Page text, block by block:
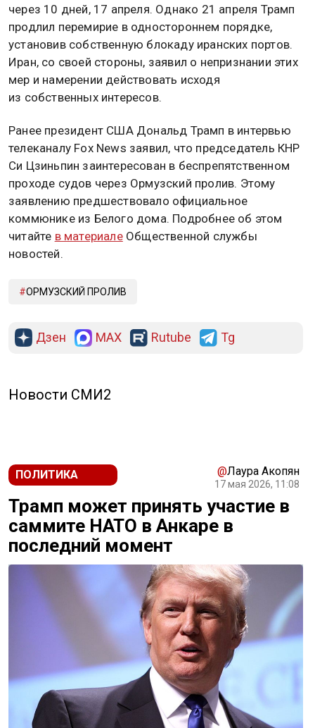
через 10 дней, 17 апреля. Однако 21 апреля Трамп
продлил перемирие в одностороннем порядке,
установив собственную блокаду иранских портов.
Иран, со своей стороны, заявил о непризнании этих
мер и намерении действовать исходя
из собственных интересов.
Ранее президент США Дональд Трамп в интервью
телеканалу Fox News заявил, что председатель КНР
Си Цзиньпин заинтересован в беспрепятственном
проходе судов через Ормузский пролив. Этому
заявлению предшествовало официальное
коммюнике из Белого дома. Подробнее об этом
читайте в материалеОбщественной службы
новостей.
ОРМУЗСКИЙ ПРОЛИВ
Дзен MAX Rutube Tg
Новости СМИ2
ПОЛИТИКА @Лаура Акопян
17 мая 2026, 11:08
Трамп может принять участие в
саммите НАТО в Анкаре в
последний момент